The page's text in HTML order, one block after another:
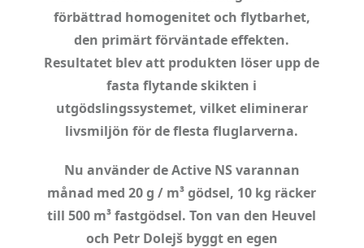
förbättrad homogenitet och flytbarhet,
den primärt förväntade effekten.
Resultatet blev att produkten löser upp de
fasta flytande skikten i
utgödslingssystemet, vilket eliminerar
livsmiljön för de flesta fluglarverna.
Nu använder de Active NS varannan
månad med 20 g / m³ gödsel, 10 kg räcker
till 500 m³ fastgödsel. Ton van den Heuvel
och Petr Dolejš byggt en egen